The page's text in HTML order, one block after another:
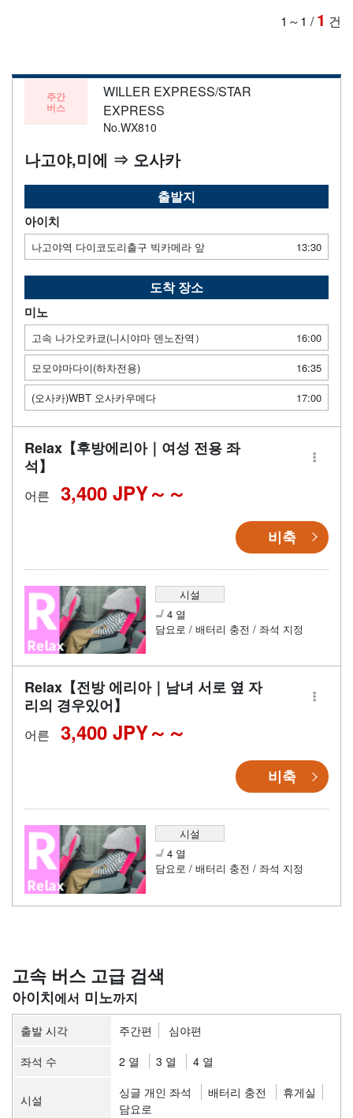
1～1 /1 건
주간
버스
WILLER EXPRESS/STAR
EXPRESS
No.WX810
나고야,미에 ⇒ 오사카
출발지
아이치
나고야역 다이코도리출구 빅카메라 앞 13:30
도착 장소
미노
고속 나가오카쿄(니시야마 덴노잔역）
16:00
모모야마다이(하차전용)
16:35
(오사카)WBT 오사카우메다
17:00
Relax【후방에리아｜여성 전용 좌
석】
어른 3,400 JPY～
비축
시설
4 열
담요로 / 배터리 충전 / 좌석 지정
Relax【전방 에리아｜남녀 서로 옆 자
리의 경우있어】
어른 3,400 JPY～
비축
시설
4 열
담요로 / 배터리 충전 / 좌석 지정
고속 버스 고급 검색
아이치 미노
출발 시각 주간편
심야편
좌석 수
2 열 3 열 4 열
시설 싱글 개인 좌석 배터리 충전
휴게실
담요로